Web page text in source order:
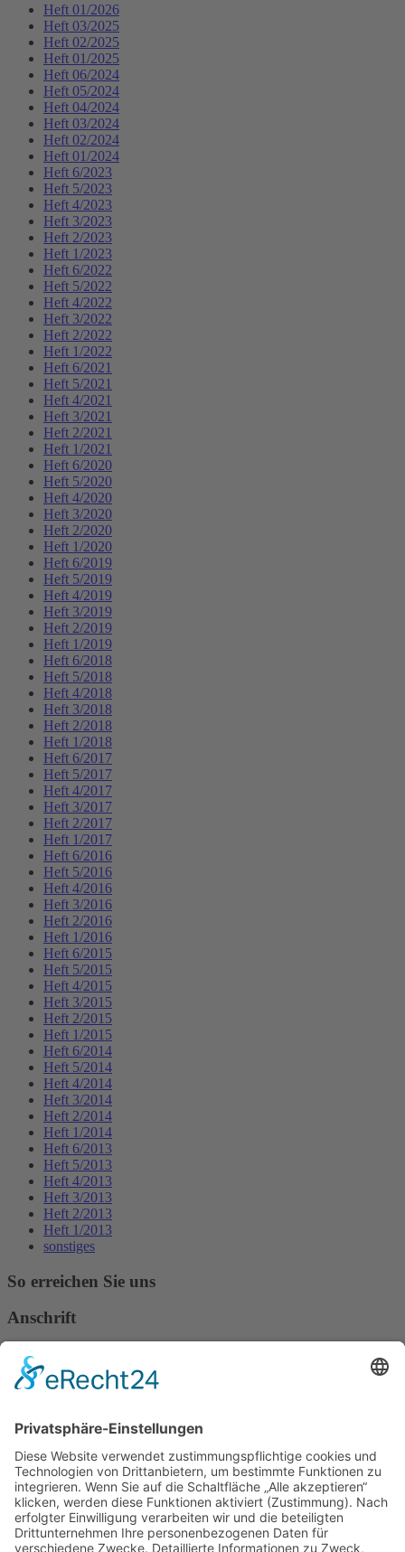
Heft 01/2026
Heft 03/2025
Heft 02/2025
Heft 01/2025
Heft 06/2024
Heft 05/2024
Heft 04/2024
Heft 03/2024
Heft 02/2024
Heft 01/2024
Heft 6/2023
Heft 5/2023
Heft 4/2023
Heft 3/2023
Heft 2/2023
Heft 1/2023
Heft 6/2022
Heft 5/2022
Heft 4/2022
Heft 3/2022
Heft 2/2022
Heft 1/2022
Heft 6/2021
Heft 5/2021
Heft 4/2021
Heft 3/2021
Heft 2/2021
Heft 1/2021
Heft 6/2020
Heft 5/2020
Heft 4/2020
Heft 3/2020
Heft 2/2020
Heft 1/2020
Heft 6/2019
Heft 5/2019
Heft 4/2019
Heft 3/2019
Heft 2/2019
Heft 1/2019
Heft 6/2018
Heft 5/2018
Heft 4/2018
Heft 3/2018
Heft 2/2018
Heft 1/2018
Heft 6/2017
Heft 5/2017
Heft 4/2017
Heft 3/2017
Heft 2/2017
Heft 1/2017
Heft 6/2016
Heft 5/2016
Heft 4/2016
Heft 3/2016
Heft 2/2016
Heft 1/2016
Heft 6/2015
Heft 5/2015
Heft 4/2015
Heft 3/2015
Heft 2/2015
Heft 1/2015
Heft 6/2014
Heft 5/2014
Heft 4/2014
Heft 3/2014
Heft 2/2014
Heft 1/2014
Heft 6/2013
Heft 5/2013
Heft 4/2013
Heft 3/2013
Heft 2/2013
Heft 1/2013
sonstiges
So erreichen Sie uns
Anschrift
Verband Deutscher Tierheilpraktiker e.V.
Verbandsverwaltung
Am Rosenbraken 12
E-Mail
Diese E-Mail-Adresse ist vor Spambots geschützt! Zur Anzeige
muss JavaScript eingeschaltet sein!
Diese E-Mail-Adresse ist vor Spambots geschützt! Zur Anzeige
muss JavaScript eingeschaltet sein!